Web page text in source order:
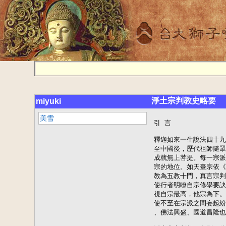
miyuki 淨土宗判教史略要
美雪
引 言

釋迦如來一生說法四十九年，旨在導人真實修行，了生脫死，其原本無宗派之分。佛法傳
至中國後，歷代祖師隨眾生之根性、志願而各自立宗，以期人人能一門深入，就路還家，
成就無上菩提。每一宗派各自依據所宗的經典進行修學，並對一代時教進行分判，確立自
宗的地位。如天臺宗依《法華經》判一代時教為五時八教，賢首宗依《華嚴經》判一代時
教為五教十門，真言宗判一代時教為顯、密二教等。祖師判教之目的，純為修學指南，欲
使行者明瞭自宗修學要訣，而如實修行，以成就佛道。為守護行人信心，令一心專修，多
視自宗最高，他宗為下。祖師之言，偏於慈悲攝受，非贊自毀他、妄論是非。明瞭此意，
使不至在宗派之間妄起紛諍，自是非他。但各隨己緣，任修自宗，互不防礙，則眾生有福
、佛法興盛、國道昌隆也。今略述淨土祖師對一代時教之教判，以明瞭淨土宗之修學方向。

淨土宗之判教，有別于他宗，他宗多偏於‘法’之屬性作大小、權實之判，淨土宗不止於
‘法’之高下明辨，更深入一層就‘機’之堪與不堪論而辨‘行’之‘難、易’。在至善
平等法中，選擇易行之道，以能否應時、應機，是修學最要一關故。所謂‘法無高下，應
機者妙；藥無貴賤，對症者良’也。故淨土諸師判教以‘機法相應’為立足點，以‘往生
淨土、即生了脫’為目的。‘機’則以下劣凡夫為本位（以下攝上），種種判釋，即欲為
最下之人選擇可行之道，以暢如來出世本懷。

淨土判教有‘教判’與‘行判’二門，教判之目的，在為導歸真實之行，以達成往生素懷
。一為原理，一為方法，相資相成。

教判可分‘聖淨二門’判與‘要弘二門’判；聖淨二門是難易判，要弘二門是真假判。聖
淨二門之雛形為‘難易二道’判，純在法義上明辨修行之‘難、易’，從中探出其根源在
‘自、他’二力有別故，以此而總結一代時代教為‘聖、淨’二門，從中決出‘淨土門’
。淨土門中有‘要、弘’二門，一為方便，一為真實；而於此中，決出‘弘願門’。此即
教判之指歸。

行判即‘正雜二行’判，含有二義：一、正雜二行；二、正助二業。於‘正、雜’二行中
，決出‘正行’；於‘正、助’二業中，決出‘正定業’。此即行判之指歸。

一、難易二道

（一）難易二道

淨土判教，始于龍樹菩薩。釋迦如來一生說法雖多，龍樹菩薩歸結為‘難易二道’。其《
易行品》言：

問曰：“至阿惟越致地者：行‘諸’難行，‘久’乃可得，或‘墮’聲聞辟支佛地。”若
爾者，是大衰患，如助道法中說，…是故若諸佛所說有‘易行道’，疾得至阿惟致地方便
者，願為說之。

答曰：如汝所言，是佇弱怯劣，無有大心，非是丈夫志幹之言也。何以故？若人發願，欲
求阿耨多羅三藐三菩提，未得阿惟越致，於其中間，應不惜生命，晝夜精進，如救頭燃。
如助道中說，…行大乘者，如佛所說：‘發願求佛道，重於舉三千大千世界。’汝言阿惟
越致地，是法甚難，久乃可得；若有易行道，疾得至阿惟越致地者，是乃怯弱下劣之言，
非是大人志幹之說。汝若必欲聞此方便，今當說之：

佛法有無量門：如世間道，有‘難’有‘易’，陸道步行則苦，水道乘船則樂。

菩薩道亦如是：或有勤行精進；或有以‘信’方便，易‘行’疾至阿惟越致者。

阿彌陀佛本願如是：若人念我，稱名自歸，即入必定，得阿耨多羅三藐三菩提。是故常應
憶念。

觀此文義，知龍樹菩薩判教緣起是因有‘佇弱怯劣、無有大心’之人知難行不堪而欲求易
行之道，故特為此等下劣之機開顯易行之法。龍樹菩薩言此等人‘非是丈夫志幹之言’，
似乎在責其無有大心，當‘不惜生命，晝夜精進，如救頭燃。’然成佛豈易哉，是法甚難
，重於舉三千大千世界。須行諸難行，久乃可得，而且有墮於小乘自利等大衰患。如此難
事，自非下劣凡夫所能堪。為此等之機，若不別開易行之道，便永無出離之日，淨土一法
應運而開。此即龍樹菩薩首彰‘淨土一法，本為凡夫’之旨。

龍樹菩薩將難行道之‘難’歸結為‘諸、久、墮’三種原因，此如陸道步行則苦。易行道
則無以上諸難，但以信為方便，易行而疾至。

所謂‘以信為方便’者，即信‘阿彌陀佛本願：稱名自歸，即入必定。’

所謂‘易行而疾至’者，即無論何人，但稱彌陀佛名，自然乘彌陀本願力，往生淨土，疾
得成就阿耨多羅三藐三菩提。如乘船過海，直達彼岸。以仗佛力故，無退墮之險，無步行
之苦，如乘船之樂。

與難行道相對，易行道則有‘一、速、必’三特點。‘一’者一行：但稱名號，不須修諸
難行。‘速’者快速：此生即得往生成佛，不經多生多劫。‘必’者必定：稱名必定往生
，往生必定成佛。易行疾至之理，一目了然。

所謂‘阿彌陀佛本願如是：稱名自歸，即入必定。’此即龍樹菩薩詮釋彌陀第十八願義，
顯示易行道之根源即彌陀第十八願。本願之王，藉龍樹菩薩開顯而首次明朗。‘得阿耨多
羅三藐三菩提’，即總彰往生之果，即第十一、二十二願。（此義藉曇鸞祖師開顯而明瞭
。）

釋迦本師雖早就說出淨土三經，且諸經所贊，亦多在彌陀。然於佛法昌隆、根機猛利之正
法時代，難行道雖難，尚有堪行之機，故多依自力修行，鮮有人注意淨土法門，此即淨土
一法于正法時代隱而不彰之緣故。（其密行淨土，則非凡所測。如經中所言舍利弗等聖者
，皆往生淨土，《大經》則言大小菩薩往生者，不計其數。）待根機日下、法道漸衰之像
法時期，龍樹菩薩應運而生，辨修行之難易，決出‘難易二道’，淨土一門始初露頭角。
如日初升，微吐白光。

龍樹菩薩後，弘揚淨土之祖師以天親菩薩為首，其《往生論》則是淨土正依之論。天親菩
薩闡揚淨土，純在義理上發揮，未在判教上細辨。故其大義只彰易行之道，未涉難行之法
。可謂直入堂奧，無有枝葉。其所言：

觀佛本願力，遇無空過者，

能令速滿足，功德大寶海。[1]

即是其心要，徹彰淨土心髓。‘觀佛本願力’彰淨土之源、往生之因；‘遇無空過者’顯
攝機之普、易行之至；‘能令速滿足’彰淨土之快速、超勝；‘功德大寶海’顯淨土之無
上佛果。而所言：‘世尊我一心，歸命盡十方，無礙光如來，願生安樂國。’及‘我作論
說偈，願見彌陀佛，普共諸眾生，往生安樂國。’[2]則以身示法，攝眾機歸於淨土。良
由其文約義豐，旨歸幽遠，故多難明其旨，以至塵封寶庫，罕有流通。曇鸞祖師為其所注
的《往生論注》，則大彰其義，使其幽遠之旨得以明瞭。如印光大師言：‘曇鸞法師撰注
詳釋，直將彌陀誓願，天親衷懷，徹底圓彰，和盤托出。若非深得佛心，具無礙辨，何克
臻此！’[3]又於《淨土十要》序中言：‘天親菩薩《往生論》，淨宗之要典也，世罕流
通。曇鸞法師之《注》，文暢達而義深邃，洵足開人正智，起人正信，乃淨業學人之大導
師，惜中國久已失傳。清末楊仁山居士請于東瀛，刻以流通。’

今就曇鸞祖師之思想述判教之演化，藉此亦可明瞭天親菩薩之衷懷。

曇鸞祖師繼承龍樹菩薩‘難易二道’之判，並大彰其義，使難行之‘難’，更加明朗；易
行之‘易’，尤為突出。其《往生論注》言：

謹案龍樹菩薩《十住毗婆沙》雲：菩薩求阿毗跋致，有二種道：一者難行道，二者易行道
。

‘難行道’者：謂於五濁之世，于無佛時，求阿毗跋致為難。此難乃有多途，粗言五三，以
示義意：一者外道相善，亂菩薩法。二者聲聞自利，障大慈悲。三者無顧惡人，破他勝德。
四者顛倒善果，能壞梵行。五者唯是自力，無他力持。如斯等事，觸目皆是。譬如陸路，
步行則苦。

‘易行道’者：謂‘但’以‘信佛’因緣，願生淨土，乘佛願力，便得往生彼清淨土。佛
力住持，即入大乘正定之聚。正定，即是阿毗跋致。譬如水路，乘船則樂。

曇鸞祖師對‘難行道’之‘難’，闡釋周詳，層層深入，一一簡別，使人一目了知。雖只
略舉三五，卻將自力修行之緊要處一一點破，使其義理清晰明瞭。略申其義。

一者外道相善，亂菩薩法。

菩薩法以上求下化為本，以無染無著為要。福慧雙修，定慧等持。既廣攝世出世一切善法
，又無‘人、我、法’之執，純是清淨無為無漏解脫之道，極智慧而成就。外道雖亦似求
解脫，行世善，修苦行等，但執於‘人、法’，錯認因果，有為有漏，非真實解脫之道。
然其貌似佛法，使無有智慧之士，難辨真偽。經言：‘末法時代，邪師說法，如恒河沙。
’此即對末法眾生無智的預示。可知外道佛法，其難辨之甚。此是修行入門第一難。此即
內外簡別。

二者聲聞自利，障大慈悲。

縱有智慧，能明辨外道與佛法之異，而歸依佛門。然入得佛門，有大小乘之別；欲成佛道
，則須行大乘菩薩道，發大悲心，利益群生。難行能行，難忍能忍，難舍能舍。六度齊修
，萬行總攝。如此大心，豈是凡夫所能？如舍利弗之聖者，尚經不起天人考驗而退失菩提
心，何況凡夫？故經言：‘自未得度，欲度人者，無有是處。’縱有利他之心，若無利他
之力、利他之行，則菩薩道但成一空言耳。凡夫所發悲心，多如畫水，瞬間即逝，必墮自
利小行中。一墮於此，則障大慈悲，佛道無由得成矣。此由行菩薩道之內因不具，故難。
此是第二難。此即大小簡別。

三者無顧惡人，破他勝德。

或有上根利智，有心行菩薩道，而處此娑婆五濁惡世，逆緣障道，處處皆是。未證無生忍
、登不退地者，多是欲行不能行，欲忍不能忍，欲舍不能舍。雖有大悲心願，卻無順緣保
任此德，令其成就，多被種種惡人、惡緣、惡業之所破壞。如小樹未成，被暴雨所折。此
即彰五濁惡世行菩薩道之外緣障道甚多，故難。此是第三難。此即順逆簡別。

四者顛倒善果，能壞梵行。

縱能修諸難行，不被惡緣所破，若自身煩惱未斷，無明未破，勝德未成，此生成就，則無
有望。所起諸行，但得人天福報而已。一旦墮入福樂果報中，多入五欲六塵而不能自拔。
欲生生不退、世世修行者，恐萬中無一；多是隨業流轉去，一世不如一世。所謂‘三世佛
怨’，蓋即指此。久乃可得，亦成可望而不可及，今世之梵行，則被來世果報所破壞。

前三種就‘因’中論難，此第四就‘果’中論難。以此世之‘果’，即後世之‘因’，顯
生生世世皆難出輪回矣。此即果中簡別。

五者唯是自力，無他力持。

以上四難已辨明菩薩道修行之難的眾多原因，古德判第一為智障，第二為悲障，第三、四
為方便善巧障。有此諸障，故菩薩道難成。而究其根源則在‘唯是自力，無他力持。’即
總總修行難關，皆須憑真實智慧功德力一一突破，方能成就佛道。若無真實智慧選擇力，
過不了第一難；若無大悲菩提心力，過不了第二難；若無摧伏邪魔外道破壞力，過不了第
三難。若無隔世不迷、入塵不染之大三昧力，過不了第四難。此四難不過，欲成佛道者，
未之有也。一言以蔽之，唯仗自力，不仗他力，則末世眾生，於五濁之世，無佛之時，難
成菩薩道。此是二力簡別。

曇鸞祖師之判，極盡理性彰難行之義，可謂深妙至極。此乃時機之必須，以眾生根機日趨
下劣，若不詳陳自力修行之難，則芸芸眾生，難以安心淨土；唯深知其甚難，知‘諸、久
、墮’之弊，方肯死盡偷心，舍難入易。

反之，易行道之所以‘易’，則因有‘他力攝持’故。‘但以信佛因緣，願生淨土，乘佛
願力，便得往生彼清淨土。’種種諸難，皆迎刃而解。以易行道不涉他種行業，不須智慧
明辨他法之真偽，但信佛願，稱彼佛名，求願往生即足。無論有智無智，皆可尊此一行，
故無有第一難。

凡夫因中雖無力成就菩提心，但願往生，則可入無為涅槃界，成就大乘極果，自能自利自
他，所謂‘自利即能普利一切’[4]也，故無第二難。

稱名一法，易行易往，無有能破。時處諸緣無礙，時節久近無礙，罪福多少無礙，所謂‘
諸邪業系，無能礙者’[5]，故無第三難。

生於淨土，見生之火，自然而滅。永出輪回，梵行成就，不墮人天福樂中，故無第四難。

此四易皆由彌陀願力所成就，但能信受奉行，則稱名自歸，疾速圓滿功德大寶。此即他力
攝持之不可思議處！誠如龍樹菩薩所彰：‘一、速、必’也。

餘門學道，似蟻子上于高山。念佛往生，如風帆揚于順水。力用懸殊，自可明瞭曇鸞祖師
勸舍難行道歸易行道之用意。

（二）自他二力

曇鸞祖師于‘難易二道’判中，特別揭示出其根源在‘自、他’二力，使修學宗旨日益明
朗。其難行之辨甚詳，以法顯機，彰自力之無力；于易行之道則直陳其要。為深顯其心要
，曇鸞祖師尤加深究，明辨自他二力之別。並在龍樹菩薩偏彰往生因（第十八願）的基礎
上，更細探往生之果。其《往生論注》最後引用彌陀第十一、十八、二十二願，顯彰此義
。與‘難易二道’首尾呼應，極顯‘易行、疾至’之妙義。其文言：

問曰：有何因緣，言‘速’得成就阿耨多羅三藐三菩提？

答曰：《論》言修五門行，以自利利他成就故。然‘核求其本，阿彌陀如來為增上緣。’

‘他利’之與‘利他’，談有左右。若自佛而言，宜言‘利他’；自眾生而言，宜言‘他
利’。今將談‘佛力’，是故以‘利他’言之。當知此意也！

凡是生彼淨土，及彼菩薩人天所起諸行，皆緣阿彌陀如來本願力故。何以言之？若非佛力
，四十八願，便是徒設。今的取三願，用證義意：

願言：‘設我得佛，十方眾生，至心信樂，欲生我國，乃至十念，若不生者，不取正覺。唯
除五逆，誹謗正法。’

緣佛願力故，十念念佛，便得往生。得往生故，即免三界輪轉之事。無輪轉故，所以得速
。一證也。

願言：‘設我得佛，國中人天，不住正定聚，必至滅度者，不取正覺。’

緣佛願力故，住正定聚。住正定聚故，必至滅度，無諸回復之難，所以得速。二證也。

願言：‘設我得佛，他方佛土，諸菩薩眾，來生我國，究竟必至，一生補處。除其本願，
自在所化，為眾生故，被弘誓鎧，積累德本，度脫一切。游諸佛國，修菩薩行。供養十方
諸佛如來，開化恒沙無量眾生，使立無上正真之道。超出常倫諸地之行，現前修習普賢之
德。若不爾者，不取正覺。’

緣佛願力故，超出常倫諸地之行，現前修習普賢之德。以超出常倫諸地行故，所以得速。
三證也。

以斯而推：他力為增上緣，得不然乎！當複引例，示‘自力’、‘他力’相：

如人畏三途故，受持禁戒。受持禁戒故，能修禪定。以禪定故，修習神通。以神通故，能
遊四天下。如是等名為‘自力’。

又如劣夫，跨驢不上。從轉輪王行，便乘虛空，遊四天下，無所障礙。如是等名為‘他力
’。

愚哉！後之學者，聞‘他力’可乘，當生‘信心’，勿自局分也。

曇鸞祖師于四十八願中選出三願作為的證，彰顯他力、他利之不可思議功德。顯凡夫往生
、成佛，皆是彌陀願力所成。以第十八願彰往生之‘因’，以第十一願、二十二願，彰往
生之‘果’，明確了淨土‘念佛成佛’之無上因果。

三願以第十八願為根本，以有因自有果，無因則無果矣。其所言‘若不生者，不取正覺’
即潛通於果。曇鸞祖師彰第十八願義甚為簡要明瞭：‘緣佛願力故，十念念佛，便得往生
’也。此即他力之根源，仗他力故，十念即生。何為‘十念’？曇鸞祖師釋言：

經言‘十念’者，明‘業事成辦’耳，不必須知頭數也。[6]

此即彰眾生往生之功德，已由彌陀願行所成就，眾生稱念，必得往生，不在數之多少。從
此釋中，可知‘十念’乃‘業事成辦’之義，非固定之數，故經雲‘乃至十念’。善導大
師將此義開顯為‘上盡一形、下至一聲’。

第十一、二十二願即顯往生之果：緣佛願力故，住正定聚；超出常倫諸地之行，現前修習
普賢之德。即使是下品生者，雖不知無生之理；一得往生，見生之火，自然而滅。曇鸞祖
師依二十二願意言：

案此經推，彼國菩薩，或可不從一地至一地。言十地階次者，是釋迦如來于閻浮提一應化
道耳。他方淨土，何必如此？五種不思議中，佛法最不可思議，若言菩薩必從一地至一地
，無超越之理，未敢詳也。[7]

經中雖言有三輩九品之別（他宗行人，便依此而定極樂之品位高低）。然《大經》又言：

其諸聲聞、菩薩、天人，智慧高明，神通洞達，鹹同一類，形無異狀；但因順余方，故有
天人之名，顏貌端正，超世稀有，容色微妙，非天非人。皆受自然虛無之身，無極之體。

曇鸞祖師別具隻眼，通觀經意，了知極樂實無品位、真實平等之義。其《贊阿彌陀佛偈》言
：

極樂聲聞菩薩眾，人天智慧咸洞達；

身相莊嚴無殊異，但順他方故列名。

顏容端正無可比，精微妙軀非人天；

虛無之身無極體，是故頂禮平等力。

極樂果報‘平等一味、隨意顯化’之狀以此開顯而明朗，此是曇鸞祖師首先隱彰凡夫往生
報土之宗義，因果分明，一目了然。其《往生論注》言‘願往生者，本則三三之品，今無
一二之殊，亦如淄澠一味，焉可思議！’（此義藉善導大師開顯而更清晰明瞭。）

第十八願顯因中仗他力往生之義，第十一、二十二願彰往生證果亦仗他力。故曇鸞祖師言
：‘凡是生彼淨土，及彼菩薩人天所起諸行，皆緣阿彌陀如來本願力故。’因果皆仗他力
，此即淨土‘易行、疾至’的甚深微妙義，即是佛力之‘利他’不可思議功德，亦是此法
難信之所以然。

曇鸞祖師欲顯淨土‘易行疾至’之超勝，並以‘自、他’二力對比：自力行者，須戒定慧
成就，方能遊四天下。他力行者，雖是劣夫，跨驢不上，乘轉輪王力，便可遊四天下。此
即喻無有戒定慧學之凡夫，但乘佛願，則可成就佛道。他力之不可思議，以此得以徹彰無
遺。故曇鸞祖師于《往生論注》中極彰‘一切外凡夫人，皆得往生’之義，並贊此法言：

有凡夫人煩惱成就，亦得生彼淨土，則是不斷煩惱得涅槃分，焉可思議！[8]

‘煩惱成就之凡夫，不斷煩惱得涅槃’，此即他力之難思議處，而此他力全彰于名號功德
中，其《論注》言：‘彼無礙光如來名號，能破眾生一切無明，能滿眾生一切志願。’但
能生信無疑，稱彼名號，即與彌陀願心相應，即是如實之修行。以彼光明名號是‘實相身
’，是‘為物身’，自能止一切惡，生一切善，滿一切願故。其最後之結言：‘愚哉！後
之學者，聞他力可乘，當生信心，勿自局分也。’則是其判教之指歸，導人一心歸命、稱
彼名號、乘願往生也。

二、聖淨二門

中國淨土宗以慧遠大師為初祖，其結集百余高人共修，首開蓮社之風，影響頗盛，可謂一
響百從。然慧遠大師之思想偏於觀想念佛，並融會般若、禪定之聖道理念，未能開顯出淨
土易行疾至之理。其著述多是他宗理論,對淨土之釋不甚周詳。其《念佛三昧詩序》言：
‘又諸三昧，其名甚眾；功高易進，念佛為先。何者？窮玄極寂，尊號如來；體神合變，
應不以方。故令入斯定者，昧然忘知，即所緣以成鑒。’於此可見其淨土思想之一斑。因
其偏于自力修證，仍屬難行道之行，故攝機未普，至唐宋後即少有人提倡。而其結集蓮社
共修之風尚及‘功高易進，念佛為先’之首倡，則對淨土之普及有深遠影響。

慧遠大師融合玄學、儒學，倡導中觀思想，極大地推動了佛法在中國的弘傳。而其淨土思
想則未形成體系，於判教亦無闡釋。中土最早深入、全面闡釋淨土理論，彰易修易往之道
者，即曇鸞祖師。其《往生論注》可謂極盡義理導觀想念佛歸持名念佛，攝自力回向歸他
力本願，使淨土心要得以明瞭，淨土宗‘易行、普被’之特別宗旨得以彰顯。（善導大師
將觀想與持名等義，明判為‘要弘二門’，使其分際得以顯明。）其‘難易二道’、‘自
他二力’判，為中國淨土宗判教之始，確立了淨土宗有別他宗之特有獨立的地位，為淨土
宗之形成與發展奠定了深厚基礎。後之弘揚淨土者，多以此為指南而闡揚其義。或彰難行
道之‘難’而導歸淨土，或顯易行道之‘易’而直指心要。千開萬閉，皆不離於此。誠如
印光大師所贊言：‘《往生論注》文義顯豁、直捷，真能上繼匡廬，下啟天臺、西河、長
安等，宜細看之。’[9]

繼承並發展曇鸞祖師判教思想者，首即西河道綽禪師。道綽禪師私承其法脈，依‘難易二
道’判之大義，將一代時教歸結為‘聖道門’與‘淨土門’，在理論體系上確立了淨土宗
的地位。其《安樂集》言：

問曰：一切眾生，皆有佛性，遠劫以來，應值多佛，何因至今，仍自輪回生死，不出火宅
？

答曰：依大乘聖教，良由不得二種勝法，以排生死，是以不出火宅。何者為二？一謂‘聖
道’，一謂往生‘淨土’。其‘聖道’一種，今時難證：一由‘去大聖遙遠’，二由‘理
深解微’。是故《大集月藏經》雲：‘我末法時中，億億眾生，起行修道，未有一人得者
。當今末法，現是五濁惡世，唯有淨土一門，可通入路。’是故《大經》雲：‘若有眾生
，縱令一生造惡，臨命終時，十念相續，稱我名號，若不生者，不取正覺。’

又複一切眾生，都不自量。若據大乘：真如實相、第一義空，曾未措心；若論小乘：修入
見諦修道，乃至那含羅漢，斷五下除五上[10]，無問道、俗，未有其分。縱有人天果報，
皆五戒十善，能招此報，然持得者甚希。若論起惡造罪，何異暴風駛雨。是以諸佛大慈，
勸歸淨土。縱使一形造惡，但能系意專精，常能念佛，一切諸障，自然消除，定得往生。
何不思量，都無去心也!

道綽禪師將他宗所言之一切大、小、權、實諸教，總判為‘聖道門’，念佛往生判為‘淨
土門’。此是對‘難易二道’的歸納、總結。彰一代時教，不出此兩種聖法。於此二門中
，極彰‘難、易’之心要。其言雖簡，然意義甚深。

曇鸞祖師釋‘難’之由已甚詳備，道綽禪師則擇其綱要，結示聖道門之‘難’有二由、一
證。二由即：一、去大聖遙遠，二、理深解微。一證即：《大集經》證。略申其義：

一、去大聖遙遠：此即彰末法時代，善知識希少，幾近於無，所謂‘億億人修道，未有一
人得者’也。既無人得道，則無緣親近如正法時代之聖者，‘智為能度’之聖道一門，自
然無由得入。此彰無外緣成就菩薩道，是以故難。

二、理深解微：此有二義：一彰聖道之法義甚深，二顯眾生根機陋劣。末法雖有經論住世
，攝受行人。但智慧淺薄之機，無有擇法眼，不能自辨佛法之修學津要。於甚深之法，但
有微解而已。‘解’尚甚微，‘行’自無由起，‘證’更無容論。此即彰內因不具，是以
故難。

以上二義，攝盡內外一切因、緣。因緣不具，曇鸞祖師所言第一難尚不能過，後之三難則
不言自明。道綽禪師已敏銳地感受到此時眾生於‘信、解、行、證’四門中，但具信門，
解門已希，行門則已由‘難行’而至‘無行’矣。一無大乘之行，二無小乘之行。若論大
乘，則于‘真如實相、第一義空，曾未措心。’若論小乘，則于‘修入見諦修道，乃至那
含羅漢，斷五下除五上，無問道俗，未有其分。’甚至於能持五戒十善者亦甚希少矣，而
‘起惡造罪，何異暴風駛雨。’道綽禪師引《大集月藏經》所說‘末法時中，億億眾生，
起行修道，未有一人得者’之佛言以作此證，彰末世凡夫之無力，可謂一針見血。其《安
樂集》引經說明末法時代‘白法隱滯，多有諍訟，微有善法得堅固’之理甚詳，文繁不錄
。

道綽禪師出家（一四歲），正遇上北周武廢佛（五七四年），耳聞目睹末法之種種跡象，
故特別留心當時流傳教內的末法思想，審時度世，尋求即生了脫之道。直至四十多歲，尚
無結果，可謂漸漸雞皮鶴發，無常逼在眼前。然生死尤未了，內心的不安、焦慮，可想而
知。幸有緣得見曇鸞祖師的碑文，從中瞭解到淨土法門是自身出離生死之要道，有如黑暗
中見到光明，心中憂慮頓時消失。從此，私淑曇鸞，絕意名利，專弘淨土，重重屢講淨土
三經，為末法眾生決擇即生了脫之法。開啟專修專弘之先風，留美於世，為諸師所尊崇。
誠如印光大師所贊言：‘道綽禪師，一生專弘淨土，講淨土三經近二百遍，可知一年之中
當講四五遍。不以繁重為忌，唯期人各悉知。今人則必不肯如是重重屢講也。古人以利人
為本，今人以求名為本。若專講淨土，人或輕之，所以不肯專精致力於此一法也。’[11]

道綽禪師以其切身的經歷，感受到自力修行的艱難，深知無始以來的業力實非自力所能化
解。雖欲以凡夫之心，效法菩薩之行，但有如無力之人走在淤泥深潭中而不能自拔。然未
遇他力之緣，亦只有空疲于自力無謂的掙扎。當有緣得睹彌陀的無礙光明，看到了一切眾
生解脫的希望，從內心深處發出了‘一切眾生，都不自量’的呼喊，欲使仍在泥潭中掙扎
的行人，當歸他力攝取，入淨土一門。

經典與現實的映照，使道綽禪師深深感受到下劣之機，生是五濁惡世，處此末法時代，若
不別依淨土，無有出離之緣。唯有淨土一門，可通入路；唯依念佛，可頓超生死。此是釋
迦本師懸為末法眾生指明修學之方向，藉道綽禪師開顯而明瞭。

機法相應，是修學最要一關。道綽禪師深深體會到此義，並將此心要和盤托出，言：‘若
教赴時機，易修易悟；若機教時乖，難修難入。’[12]故道綽禪師深究時代與根機而選擇
教法，在其《安樂集》中引用大量經證，為末法眾生選出唯一可行之道，即是持名念佛。
其言‘縱使一生造惡之機，臨終十聲稱佛，亦得往生’即徹彰此義。此是道綽禪師借《觀
經》下品下生的極下之機，顯彌陀本願不可思議最勝之法，別彰第十八願義。其用意在以
‘下至十聲’，攝‘上盡一行’（善導大師將此義顯明），彰‘乃至十念，莫不皆往。’
第十八願義，因此而清晰明瞭。彌陀